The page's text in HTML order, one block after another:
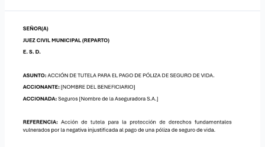
Acción
de
contra
Aseguradora
que
Reticencia